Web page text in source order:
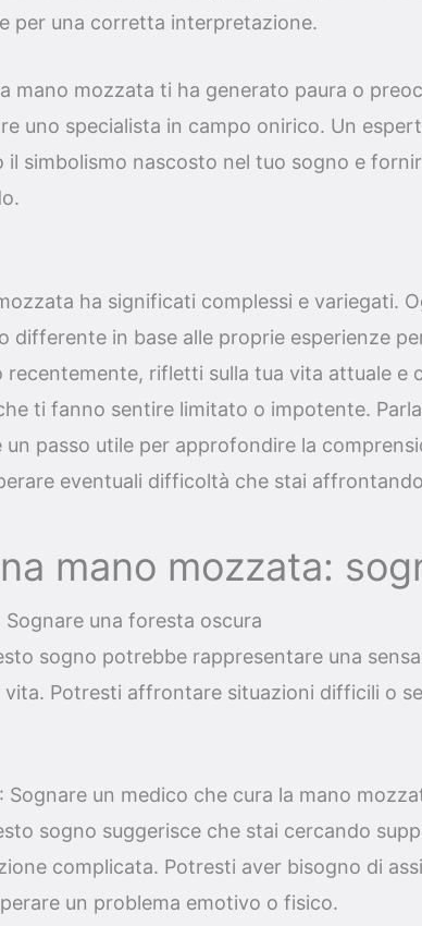
per una corretta interpretazione.
mano mozzata ti ha generato paura o
uno specialista in campo onirico. Un
il simbolismo nascosto nel tuo sogno e
ha significati complessi e variegati.
differente in base alle proprie esperienze
recentemente, rifletti sulla tua vita attuale e
ti fanno sentire limitato o impotente.
un passo utile per approfondire la
eventuali difficoltà che stai
mano mozzata:
Sognare una foresta oscura
sogno potrebbe rappresentare una
vita. Potresti affrontare situazioni difficili o
Sognare un medico che cura la mano
sogno suggerisce che stai cercando
complicata. Potresti aver bisogno di
un problema emotivo o fisico.